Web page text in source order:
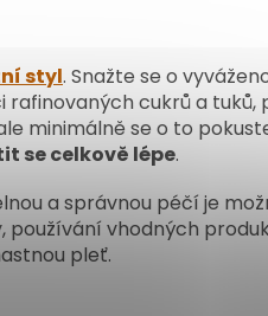
styl. Snažte se o
cukrů a tuků,
minimálně se o to
se celkově lépe.
a správnou péčí je
používání vhodných
pleť.